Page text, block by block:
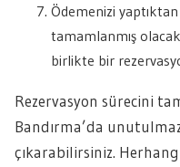
Ödemenizi
tamamlanmış
birlikte bir
Rezervasyon sürecini
Bandırma’da
çıkarabilirsiniz.